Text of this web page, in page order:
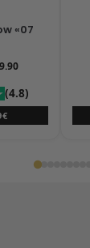
«07
(4.8)